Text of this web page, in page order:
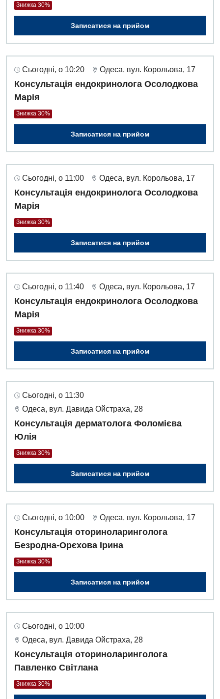
Хірургічне відділення
Дитяча гастроентерологія
Дитяча гінекологія
Дитяча ендокринологія
Дитяча кардіоревматологія
Дитяча ортопедія і травматологія
Дитяча оториноларингологія
Дитяча офтальмологія
Педіатрія
Знижка 30%
Записатися на прийом
Сьогодні, о 10:20 Одеса, вул. Корольова, 17
Консультація ендокринолога Осолодкова
Марія
Знижка 30%
Записатися на прийом
Сьогодні, о 11:00 Одеса, вул. Корольова, 17
Консультація ендокринолога Осолодкова
Марія
Знижка 30%
Записатися на прийом
Сьогодні, о 11:40 Одеса, вул. Корольова, 17
Консультація ендокринолога Осолодкова
Марія
Знижка 30%
Записатися на прийом
Сьогодні, о 11:30
Одеса, вул. Давида Ойстраха, 28
Консультація дерматолога Фоломієва
Юлія
Знижка 30%
Записатися на прийом
Сьогодні, о 10:00 Одеса, вул. Корольова, 17
Консультація оториноларинголога
Безродна-Орєхова Ірина
Знижка 30%
Записатися на прийом
Сьогодні, о 10:00
Одеса, вул. Давида Ойстраха, 28
Консультація оториноларинголога
Павленко Світлана
Знижка 30%